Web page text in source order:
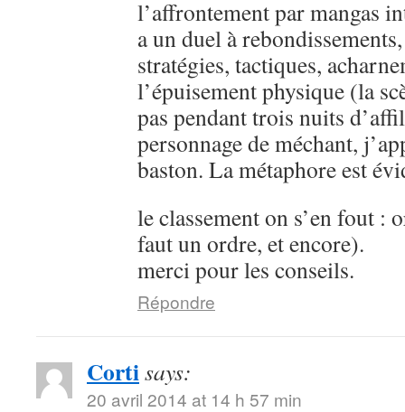
l’affrontement par mangas
a un duel à
stratégies, tactiques,
l’épuisement physique (la
pas pendant trois nuits
personnage de méchant,
baston. La métaphore est
le classement on s’en fout :
faut un ordre, et encore).
merci pour les conseils.
Répondre
Cortisays:
20 avril 2014 at 14 h 57 min